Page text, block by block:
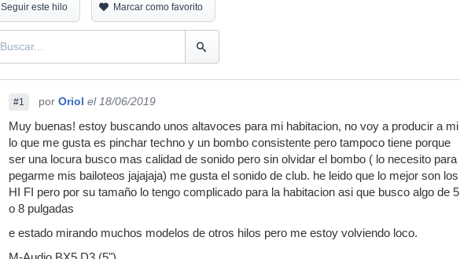
Seguir este hilo Marcar como favorito
#1 por Oriol el 18/06/2019
Muy buenas! estoy buscando unos altavoces para mi habitacion, no voy a producir a mi
lo que me gusta es pinchar techno y un bombo consistente pero tampoco tiene porque
ser una locura busco mas calidad de sonido pero sin olvidar el bombo ( lo necesito para
pegarme mis bailoteos jajajaja) me gusta el sonido de club. he leido que lo mejor son los
HI FI pero por su tamaño lo tengo complicado para la habitacion asi que busco algo de 5
o 8 pulgadas
e estado mirando muchos modelos de otros hilos pero me estoy volviendo loco.